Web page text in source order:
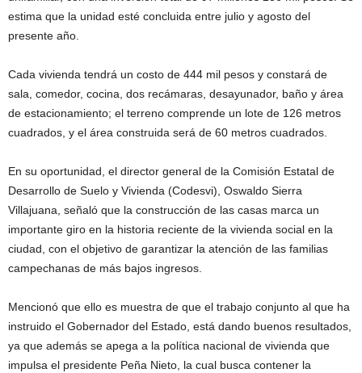
estima que la unidad esté concluida entre julio y agosto del
presente año.
Cada vivienda tendrá un costo de 444 mil pesos y constará de
sala, comedor, cocina, dos recámaras, desayunador, baño y área
de estacionamiento; el terreno comprende un lote de 126 metros
cuadrados, y el área construida será de 60 metros cuadrados.
En su oportunidad, el director general de la Comisión Estatal de
Desarrollo de Suelo y Vivienda (Codesvi), Oswaldo Sierra
Villajuana, señaló que la construcción de las casas marca un
importante giro en la historia reciente de la vivienda social en la
ciudad, con el objetivo de garantizar la atención de las familias
campechanas de más bajos ingresos.
Mencionó que ello es muestra de que el trabajo conjunto al que ha
instruido el Gobernador del Estado, está dando buenos resultados,
ya que además se apega a la política nacional de vivienda que
impulsa el presidente Peña Nieto, la cual busca contener la